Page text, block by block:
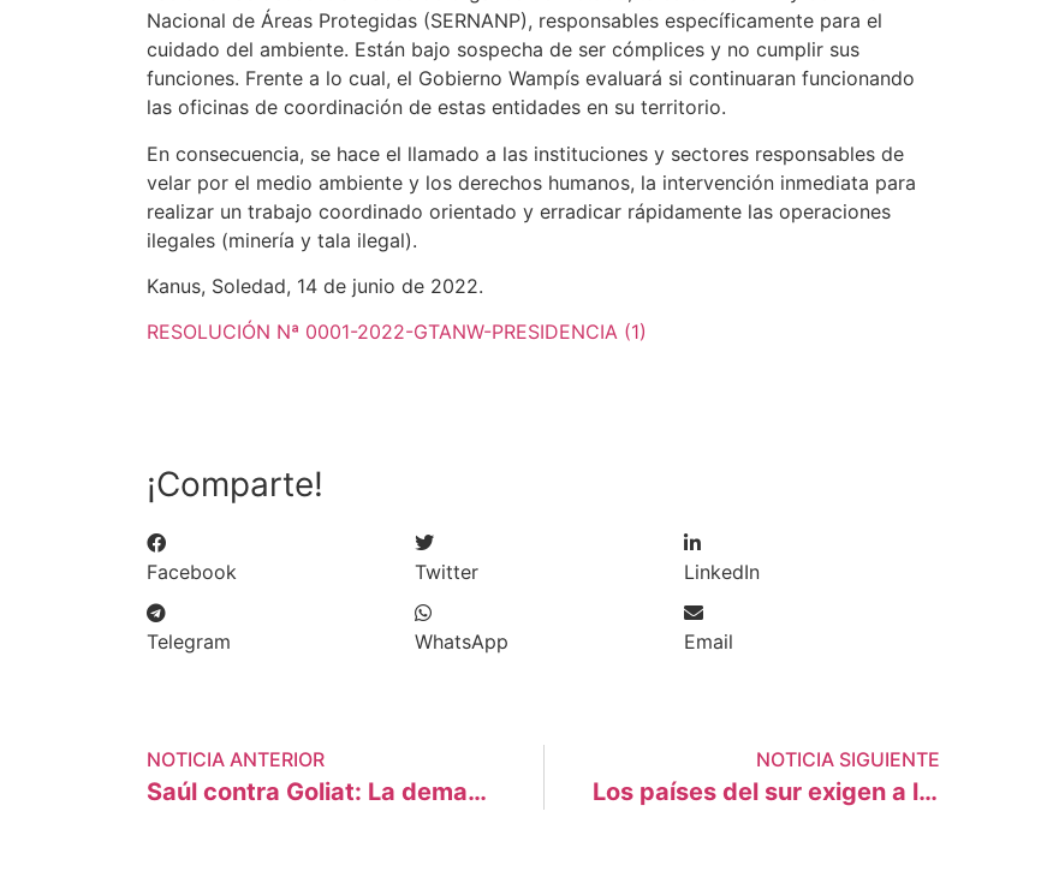
Nacional de Áreas Protegidas (SERNANP), responsables específicamente para el
cuidado del ambiente. Están bajo sospecha de ser cómplices y no cumplir sus
funciones. Frente a lo cual, el Gobierno Wampís evaluará si continuaran funcionando
las oficinas de coordinación de estas entidades en su territorio.
En consecuencia, se hace el llamado a las instituciones y sectores responsables de
velar por el medio ambiente y los derechos humanos, la intervención inmediata para
realizar un trabajo coordinado orientado y erradicar rápidamente las operaciones
ilegales (minería y tala ilegal).
Kanus, Soledad, 14 de junio de 2022.
RESOLUCIÓN Nª 0001-2022-GTANW-PRESIDENCIA (1)
¡Comparte!
Facebook Twitter LinkedIn
Telegram WhatsApp Email
NOTICIA ANTERIOR
Saúl contra Goliat: La demanda climática contra un gigante de la energía en Europa
NOTICIA SIGUIENTE
Los países del sur exigen a los del norte, mayor ambición y que dejen tanto «bla, bla, bla»